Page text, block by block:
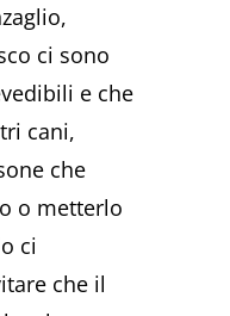
ci sono
e che
cani,
che
o metterlo
ci
che il